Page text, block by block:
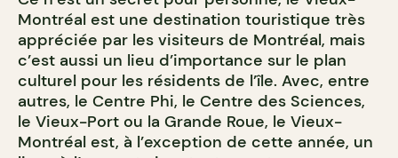
Montréal est une destination touristique très
appréciée par les visiteurs de Montréal, mais
c’est aussi un lieu d’importance sur le plan
culturel pour les résidents de l’île. Avec, entre
autres, le Centre Phi, le Centre des Sciences,
le Vieux-Port ou la Grande Roue, le Vieux-
Montréal est, à l’exception de cette année, un